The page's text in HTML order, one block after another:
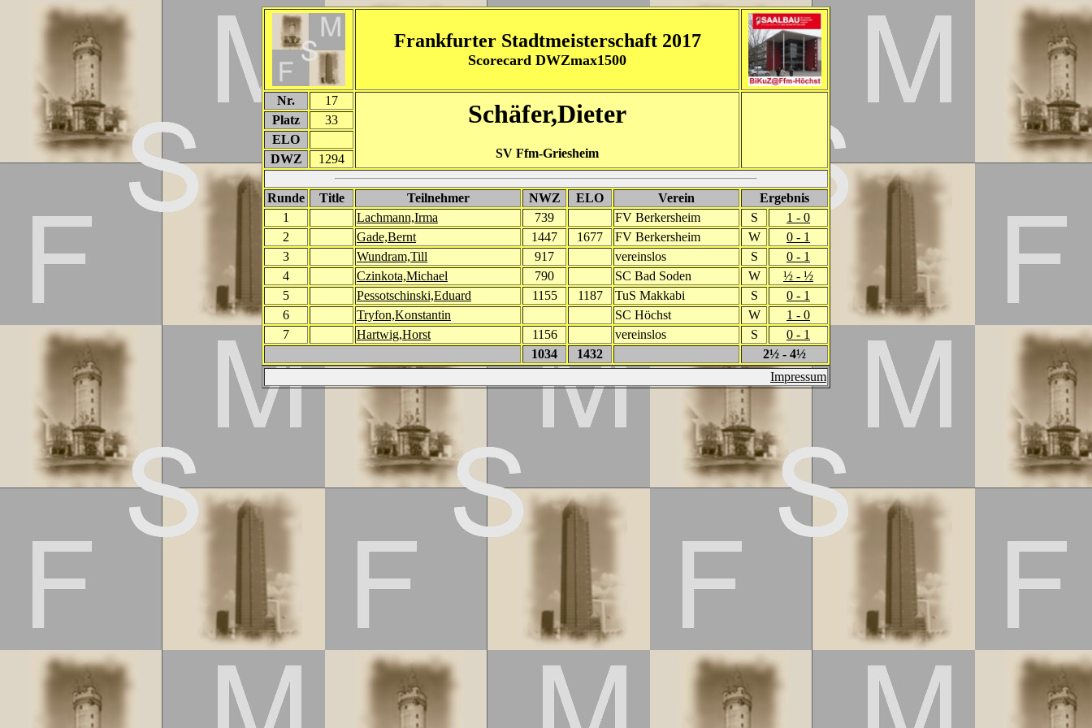
Frankfurter Stadtmeisterschaft 2017
Scorecard DWZmax1500
Nr. 17 Schäfer,Dieter
SV Ffm-Griesheim
Platz
33
ELO
DWZ
1294
Runde Title Teilnehmer NWZ ELO Verein
Ergebnis
1
Lachmann,Irma 739 FV Berkersheim S
1 - 0
2
Gade,Bernt 1447 1677 FV Berkersheim W
0 - 1
3
Wundram,Till 917 vereinslos S
0 - 1
4
Czinkota,Michael 790 SC Bad Soden W
½ - ½
5
Pessotschinski,Eduard 1155 1187 TuS Makkabi S
0 - 1
6
Tryfon,Konstantin SC Höchst W
1 - 0
7
Hartwig,Horst 1156 vereinslos S
0 - 1
1034
1432
2½ - 4½
Impressum